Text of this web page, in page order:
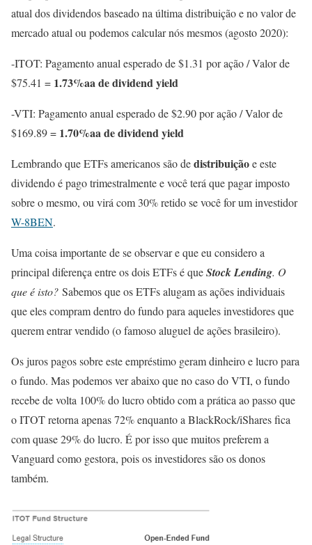
atual dos dividendos baseado na última distribuição e no valor de
mercado atual ou podemos calcular nós mesmos (agosto 2020):
-ITOT: Pagamento anual esperado de $1.31 por ação / Valor de
$75.41 = 1.73%aa de dividend yield
-VTI: Pagamento anual esperado de $2.90 por ação / Valor de
$169.89 = 1.70%aa de dividend yield
Lembrando que ETFs americanos são dedistribuiçãoe este
dividendo é pago trimestralmente e você terá que pagar imposto
sobre o mesmo, ou virá com 30% retido se você for um investidor
W-8BEN.
Uma coisa importante de se observar e que eu considero a
principal diferença entre os dois ETFs é queStock Lending. O
que é isto? Sabemos que os ETFs alugam as ações individuais
que eles compram dentro do fundo para aqueles investidores que
querem entrar vendido (o famoso aluguel de ações brasileiro).
Os juros pagos sobre este empréstimo geram dinheiro e lucro para
o fundo. Mas podemos ver abaixo que no caso do VTI, o fundo
recebe de volta 100% do lucro obtido com a prática ao passo que
o ITOT retorna apenas 72% enquanto a BlackRock/iShares fica
com quase 29% do lucro. É por isso que muitos preferem a
Vanguard como gestora, pois os investidores são os donos
também.